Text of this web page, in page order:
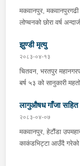
मकवानपुर, मकवानपुरगढी
लोप्चनको छोरा वर्ष
मिति २०८३।०४।१४ गते
अवस्थामा फेला परेको ।
छ ।
झुण्डी मृत्यु
२०८३-०४-१३
चितवन, भरतपुर
बर्ष ५३ को सानुकारी
सहित थप अनुसन्धान
लागुऔषध गाँजा सहित
२०८३-०४-०७
मकवानपुर, हेटौंडा
काकंडभिट्टा आउँदै